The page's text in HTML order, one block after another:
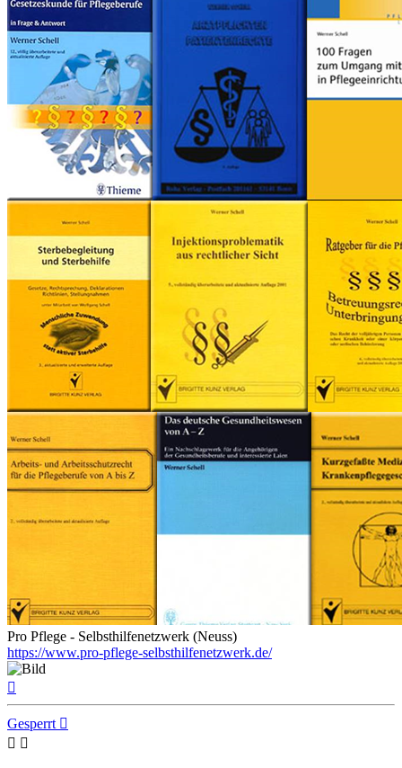
Pro Pflege - Selbsthilfenetzwerk (Neuss)
https://www.pro-pflege-selbsthilfenetzwerk.de/
Gesperrt